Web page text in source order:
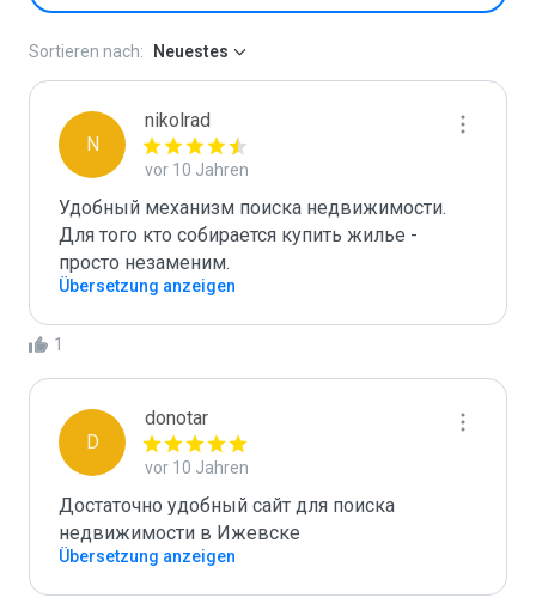
Sortieren nach: Neuestes
N
nikolrad
vor 10 Jahren
Удобный механизм поиска недвижимости.
Для того кто собирается купить жилье -
просто незаменим.
Übersetzung anzeigen
1
D
donotar
vor 10 Jahren
Достаточно удобный сайт для поиска
недвижимости в Ижевске
Übersetzung anzeigen